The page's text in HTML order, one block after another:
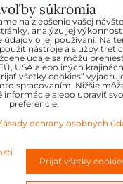
SERVIS
súkromia
na zlepšenie vašej
analýzu jej
údajov o jej používaní. Na
nástroje a služby
údaje sa môžu
USA alebo iných
všetky cookies“
spracovaním. Nižšie
informácie alebo upraviť
preferencie.
ochrany osobných
Prijať všetky